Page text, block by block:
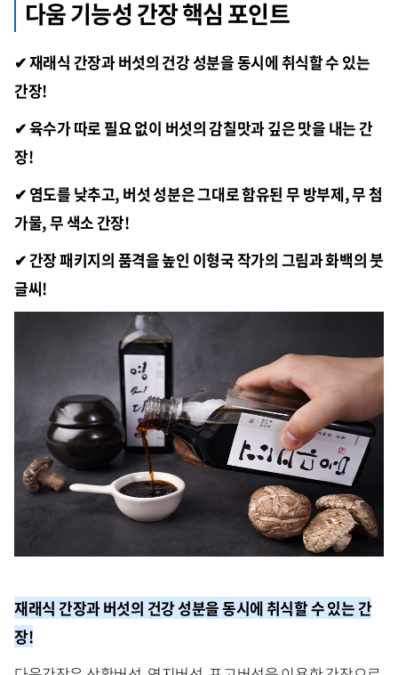
다움 기능성 간장 핵심 포인트
✔ 재래식 간장과 버섯의 건강 성분을 동시에 취식할 수 있는
간장!
✔ 육수가 따로 필요 없이 버섯의 감칠맛과 깊은 맛을 내는 간
장!
✔ 염도를 낮추고, 버섯 성분은 그대로 함유된 무 방부제, 무 첨
가물, 무 색소 간장!
✔ 간장 패키지의 품격을 높인 이형국 작가의 그림과 화백의 붓
글씨!
재래식 간장과 버섯의 건강 성분을 동시에 취식할 수 있는 간
장!